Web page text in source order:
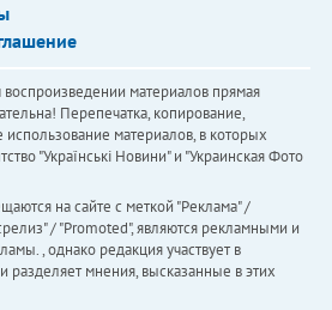
материалов прямая
Перепечатка, копирование,
материалов, в которых
"Українськi Новини" и "Украинская Фото
на сайте с меткой "Реклама" /
/ "Promoted", являются рекламными и
, однако редакция участвует в
разделяет мнения, высказанные в этих